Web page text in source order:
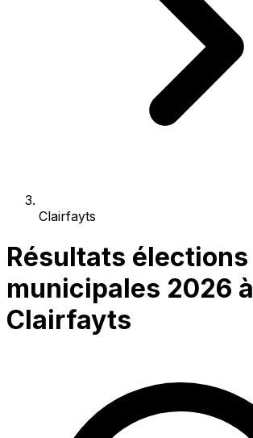
Clairfayts
Résultats élections
municipales 2026 à
Clairfayts